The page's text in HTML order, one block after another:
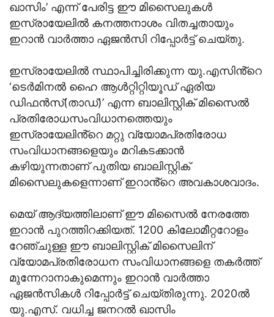
ഖാസിം’ എന്ന് പേരിട്ട ഈ മിസൈലുകള്‍
ഇസ്രായേലില്‍ കനത്തനാശം വിതച്ചതായും
ഇറാന്‍ വാര്‍ത്താ ഏജന്‍സി റിപ്പോര്‍ട്ട് ചെയ്തു.
ഇസ്രായേലില്‍ സ്ഥാപിച്ചിരിക്കുന്ന യു.എസിൻ്റെ
‘ടെര്‍മിനല്‍ ഹൈ ആള്‍റ്റിറ്റിയൂഡ് ഏരിയ
ഡിഫന്‍സ്(താഡ്)’ എന്ന ബാലിസ്റ്റിക് മിസൈല്‍
പ്രതിരോധസംവിധാനത്തെയും
ഇസ്രായേലിൻ്റെ മറ്റു വ്യോമപ്രതിരോധ
സംവിധാനങ്ങളെയും മറികടക്കാന്‍
കഴിയുന്നതാണ് പുതിയ ബാലിസ്റ്റിക്
മിസൈലുകളെന്നാണ് ഇറാൻ്റെ അവകാശവാദം.
മെയ് ആദ്യത്തിലാണ് ഈ മിസൈല്‍ നേരത്തേ
ഇറാന്‍ പുറത്തിറക്കിയത്. 1200 കിലോമീറ്ററോളം
റേഞ്ചുള്ള ഈ ബാലിസ്റ്റിക് മിസൈലിന്
വ്യോമപ്രതിരോധന സംവിധാനങ്ങളെ തകര്‍ത്ത്
മുന്നേറാനാകുമെന്നും ഇറാന്‍ വാര്‍ത്താ
ഏജന്‍സികള്‍ റിപ്പോര്‍ട്ട് ചെയ്തിരുന്നു. 2020ല്‍
യു.എസ്. വധിച്ച ജനറല്‍ ഖാസിം